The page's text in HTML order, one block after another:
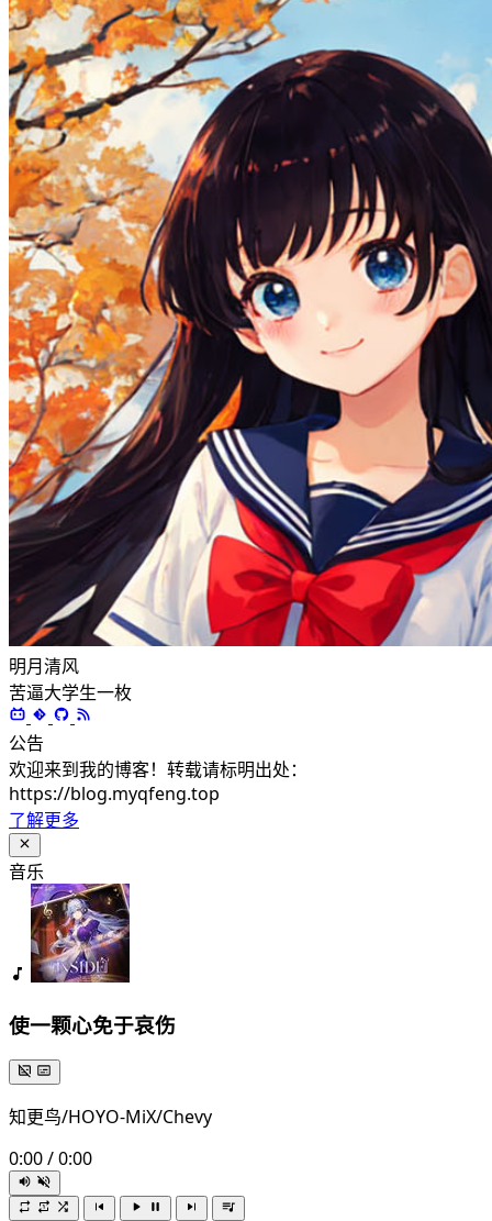
明月清风
苦逼大学生一枚
公告
欢迎来到我的博客！转载请标明出处：
https://blog.myqfeng.top
了解更多
音乐
使一颗心免于哀伤
知更鸟/HOYO-MiX/Chevy
0:00/0:00